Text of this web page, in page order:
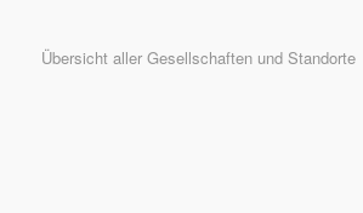
Übersicht aller Gesellschaften und Standorte